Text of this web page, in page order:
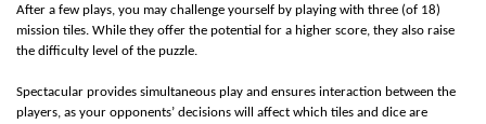
After a few plays, you may challenge yourself by playing with three (of 18)
mission tiles. While they offer the potential for a higher score, they also raise
the difficulty level of the puzzle.
Spectacular provides simultaneous play and ensures interaction between the
players, as your opponents’ decisions will affect which tiles and dice are